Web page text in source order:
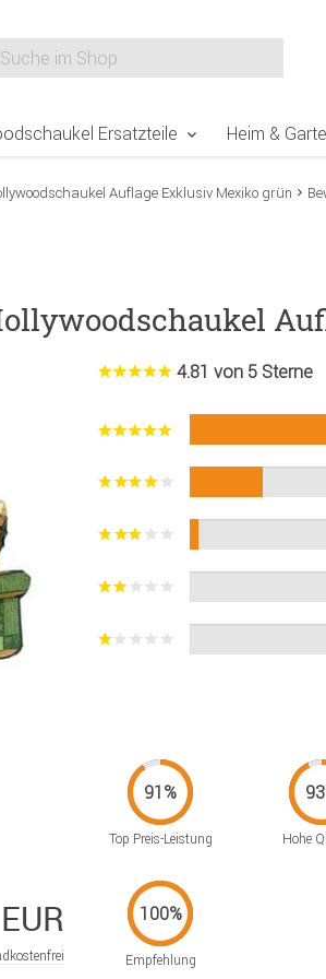
nach
Ersatzteile Heim &
Auflage Exklusiv Mexiko grün
4.81 von 5 Sterne
Top Preis-Leistung Hohe
Empfehlung